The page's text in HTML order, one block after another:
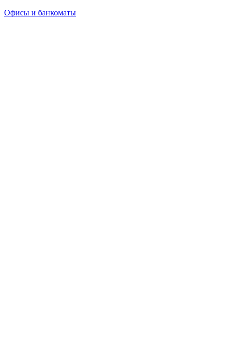
Офисы и банкоматы